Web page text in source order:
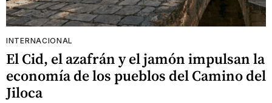
INTERNACIONAL
El Cid, el azafrán y el jamón impulsan la
economía de los pueblos del Camino del
Jiloca